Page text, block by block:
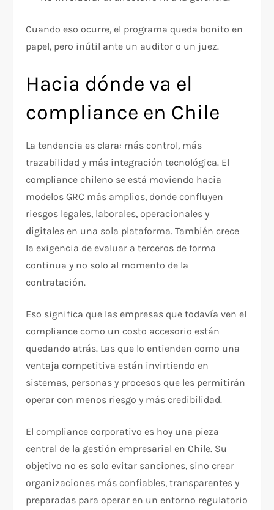
Cuando eso ocurre, el programa queda bonito en
papel, pero inútil ante un auditor o un juez.
Hacia dónde va el
compliance en Chile
La tendencia es clara: más control, más
trazabilidad y más integración tecnológica. El
compliance chileno se está moviendo hacia
modelos GRC más amplios, donde confluyen
riesgos legales, laborales, operacionales y
digitales en una sola plataforma. También crece
la exigencia de evaluar a terceros de forma
continua y no solo al momento de la
contratación.
Eso significa que las empresas que todavía ven el
compliance como un costo accesorio están
quedando atrás. Las que lo entienden como una
ventaja competitiva están invirtiendo en
sistemas, personas y procesos que les permitirán
operar con menos riesgo y más credibilidad.
El compliance corporativo es hoy una pieza
central de la gestión empresarial en Chile. Su
objetivo no es solo evitar sanciones, sino crear
organizaciones más confiables, transparentes y
preparadas para operar en un entorno regulatorio